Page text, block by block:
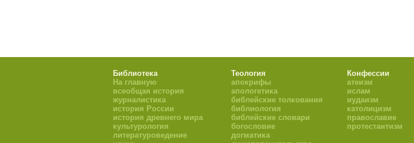
Библиотека
На главную
всеобщая история
журналистика
история России
история древнего мира
культурология
литературоведение
Теология
апокрифы
апологетика
библейские толкования
библиология
библейские словари
богословие
догматика
Конфессии
атеизм
ислам
иудаизм
католицизм
православие
протестантизм